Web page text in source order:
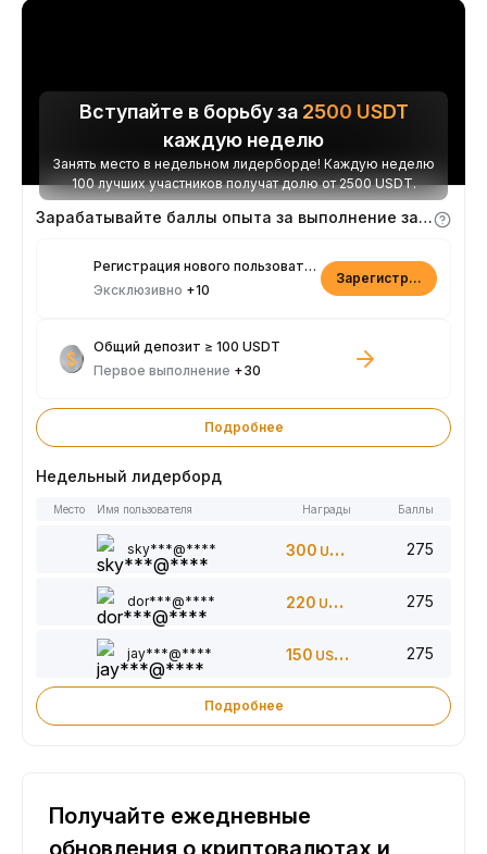
Вступайте в борьбу за 2500 USDT
каждую неделю
Занять место в недельном лидерборде! Каждую неделю
100 лучших участников получат долю от 2500 USDT.
Зарабатывайте баллы опыта за выполнение заданий
Регистрация нового пользователя
Эксклюзивно +10
Зарегистрироваться
Общий депозит ≥ 100 USDT
Первое выполнение +30
Подробнее
Недельный лидерборд
Место Имя пользователя Награды Баллы
sky***@**** 300 USDT 275
dor***@**** 220 USDT 275
jay***@**** 150 USDT 275
Подробнее
Получайте ежедневные
обновления о криптовалютах и